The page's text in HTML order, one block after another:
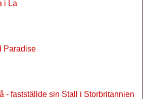
i La
Paradise
- fastställde sin Stall i Storbritannien